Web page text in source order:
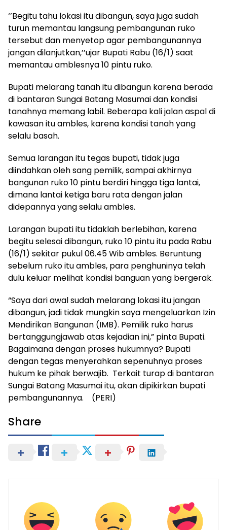
‘’Begitu tahu lokasi itu dibangun, saya juga sudah
turun memantau langsung pembangunan ruko
tersebut dan menyetop agar pembangunannya
jangan dilanjutkan,’’ujar Bupati Rabu (16/1) saat
memantau amblesnya 10 pintu ruko.
Bupati melarang tanah itu dibangun karena berada
di bantaran Sungai Batang Masumai dan kondisi
tanahnya memang labil. Beberapa kali jalan aspal di
kawasan itu ambles, karena kondisi tanah yang
selalu basah.
Semua larangan itu tegas bupati, tidak juga
diindahkan oleh sang pemilik, sampai akhirnya
bangunan ruko 10 pintu berdiri hingga tiga lantai,
dimana lantai ketiga baru rata dengan jalan
didepannya yang selalu ambles.
Larangan bupati itu tidaklah berlebihan, karena
begitu selesai dibangun, ruko 10 pintu itu pada Rabu
(16/1) sekitar pukul 06.45 Wib ambles. Beruntung
sebelum ruko itu ambles, para penghuninya telah
dulu keluar melihat kondisi banguan yang bergerak.
“Saya dari awal sudah melarang lokasi itu jangan
dibangun, jadi tidak mungkin saya mengeluarkan Izin
Mendirikan Bangunan (IMB). Pemilik ruko harus
bertanggungjawab atas kejadian ini,” pinta Bupati.
Bagaimana dengan proses hukumnya? Bupati
dengan tegas menyerahkan sepenuhnya proses
hukum ke pihak berwajib. Terkait turap di bantaran
Sungai Batang Masumai itu, akan dipikirkan bupati
pembangunannya. (PERI)
Share